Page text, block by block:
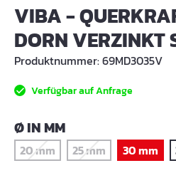
VIBA -
DORN VERZINKT
Produktnummer:69MD3035V
Verfügbar auf Anfrage
Ø IN MMAUSWÄHLEN
20 mm(Diese Option ist zurzeit nicht
25 mm(Diese Option ist
30 mm